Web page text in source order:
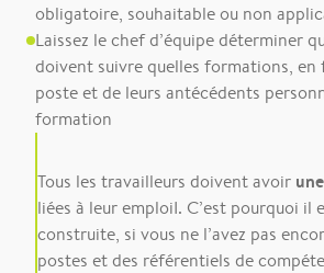
obligatoire, souhaitable ou non
Laissez le chef d’équipe déterminer
doivent suivre quelles formations,
poste et de leurs antécédents
formation
Tous les travailleurs doivent avoir
liées à leur emploiI. C’est pourquoi il
construite, si vous ne l’avez pas
postes et des référentiels de